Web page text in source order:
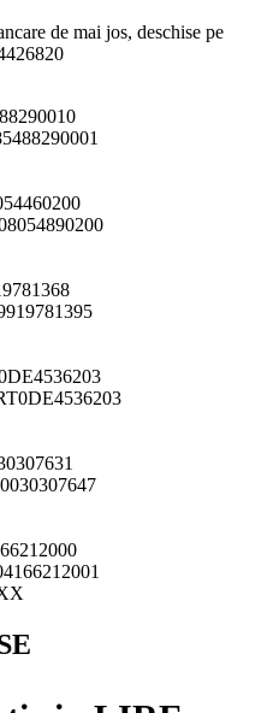
de mai jos, deschise pe